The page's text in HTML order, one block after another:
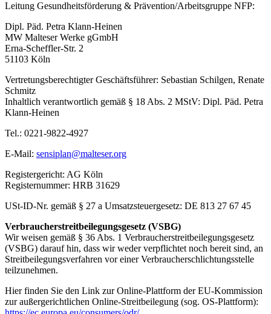
Leitung Gesundheitsförderung & Prävention/Arbeitsgruppe NFP:
Dipl. Päd. Petra Klann-Heinen
MW Malteser Werke gGmbH
Erna-Scheffler-Str. 2
51103 Köln
Vertretungsberechtigter Geschäftsführer: Sebastian Schilgen, Renate
Schmitz
Inhaltlich verantwortlich gemäß § 18 Abs. 2 MStV: Dipl. Päd. Petra
Klann-Heinen
Tel.: 0221-9822-4927
E-Mail: sensiplan@malteser.org
Registergericht: AG Köln
Registernummer: HRB 31629
USt-ID-Nr. gemäß § 27 a Umsatzsteuergesetz: DE 813 27 67 45
Verbraucherstreitbeilegungsgesetz (VSBG)
Wir weisen gemäß § 36 Abs. 1 Verbraucherstreitbeilegungsgesetz
(VSBG) darauf hin, dass wir weder verpflichtet noch bereit sind, an
Streitbeilegungsverfahren vor einer Verbraucherschlichtungsstelle
teilzunehmen.
Hier finden Sie den Link zur Online-Plattform der EU-Kommission
zur außergerichtlichen Online-Streitbeilegung (sog. OS-Plattform):